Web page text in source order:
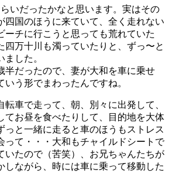
らいだったかなと思います。実はその
四国のほうに来ていて、全く走れない
ーチに行こうと思っても荒れていた
四万十川も濁っていたりと、ずっ〜と
した。
だったので、妻が大和を車に乗せ
う形でまわったんですね。
車で走って、朝、別々に出発して、
てお昼を食べたりして、目的地を大体
っと一緒に走ると車のほうもストレス
って・・・大和もチャイルドシートで
いたので（苦笑）、お兄ちゃんたちが
しながら、時には車に乗って移動した